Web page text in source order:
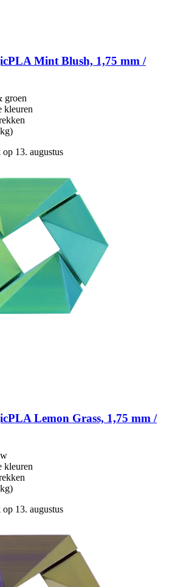
Mint Blush, 1,75 mm /
groen
kleuren
13. augustus
Lemon Grass, 1,75 mm /
kleuren
13. augustus